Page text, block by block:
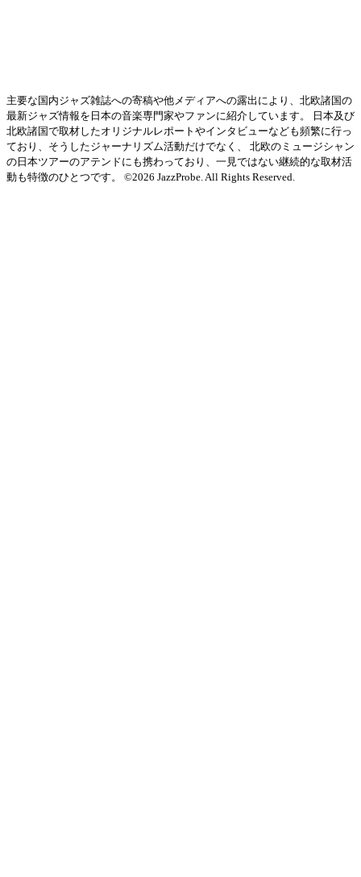
主要な国内ジャズ雑誌への寄稿や他メディアへの露出により、北欧諸国の
最新ジャズ情報を日本の音楽専門家やファンに紹介しています。 日本及び
北欧諸国で取材したオリジナルレポートやインタビューなども頻繁に行っ
ており、そうしたジャーナリズム活動だけでなく、 北欧のミュージシャン
の日本ツアーのアテンドにも携わっており、一見ではない継続的な取材活
動も特徴のひとつです。 ©2026 JazzProbe. All Rights Reserved.